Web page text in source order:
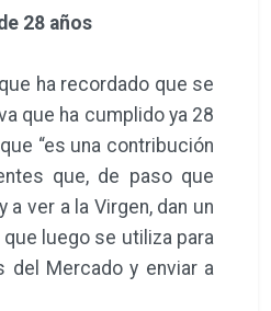
28 años
ha recordado que se
que ha cumplido ya 28
“es una contribución
que, de paso que
a ver a la Virgen, dan un
que luego se utiliza para
del Mercado y enviar a